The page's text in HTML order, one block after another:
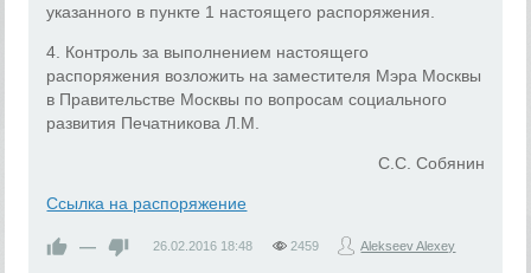
указанного в пункте 1 настоящего распоряжения.
4. Контроль за выполнением настоящего
распоряжения возложить на заместителя Мэра Москвы
в Правительстве Москвы по вопросам социального
развития Печатникова Л.М.
С.С. Собянин
Ссылка на распоряжение
— 26.02.2016 18:48 2459 Alekseev Alexey